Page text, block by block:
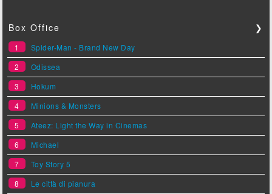
Box Office ❯
1
Spider-Man - Brand New Day
2
Odissea
3
Hokum
4
Minions & Monsters
5
Ateez: Light the Way in Cinemas
6
Michael
7
Toy Story 5
8
Le città di pianura